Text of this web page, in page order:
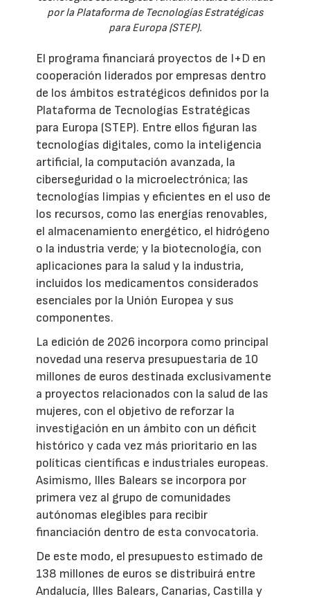
por la Plataforma de Tecnologías Estratégicas
para Europa (STEP).
El programa financiará proyectos de I+D en
cooperación liderados por empresas dentro
de los ámbitos estratégicos definidos por la
Plataforma de Tecnologías Estratégicas
para Europa (STEP). Entre ellos figuran las
tecnologías digitales, como la inteligencia
artificial, la computación avanzada, la
ciberseguridad o la microelectrónica; las
tecnologías limpias y eficientes en el uso de
los recursos, como las energías renovables,
el almacenamiento energético, el hidrógeno
o la industria verde; y la biotecnología, con
aplicaciones para la salud y la industria,
incluidos los medicamentos considerados
esenciales por la Unión Europea y sus
componentes.
La edición de 2026 incorpora como principal
novedad una reserva presupuestaria de 10
millones de euros destinada exclusivamente
a proyectos relacionados con la salud de las
mujeres, con el objetivo de reforzar la
investigación en un ámbito con un déficit
histórico y cada vez más prioritario en las
políticas científicas e industriales europeas.
Asimismo, Illes Balears se incorpora por
primera vez al grupo de comunidades
autónomas elegibles para recibir
financiación dentro de esta convocatoria.
De este modo, el presupuesto estimado de
138 millones de euros se distribuirá entre
Andalucía, Illes Balears, Canarias, Castilla y